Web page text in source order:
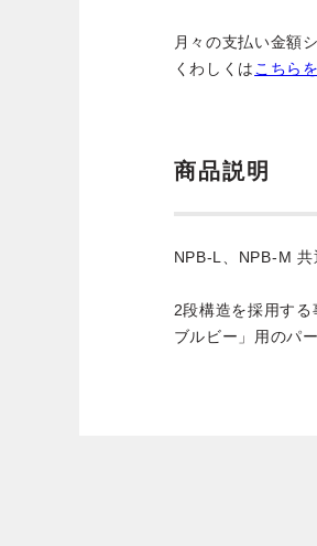
月々の支払い金額
くわしくは こちら
商品説明
NPB-L、NPB-M 共
2段構造を採用す
ブルビー」用のパ